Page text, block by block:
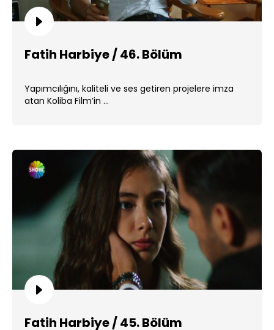
Fatih Harbiye / 46. Bölüm
Yapımcılığını, kaliteli ve ses getiren projelere imza
atan Koliba Film’in ...
Fatih Harbiye / 45. Bölüm